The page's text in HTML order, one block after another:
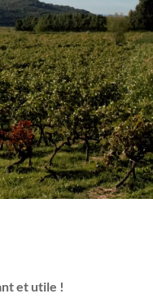
et utile !